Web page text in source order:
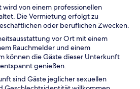
wird von einem professionellen
Die Vermietung erfolgt zu
oder beruflichen Zwecken.
vor Ort mit einem
Rauchmelder und einem
können die Gäste dieser Unterkunft
genießen.
sind Gäste jeglicher sexuellen